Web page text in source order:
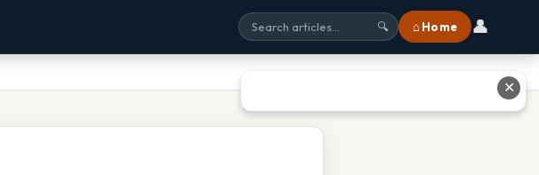
🔍 ⌂ Home 👤
✕